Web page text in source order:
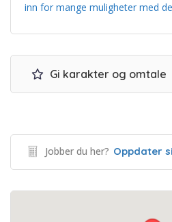
inn for mange muligheter med
Gi karakter og omtale
Jobber du her? Oppdater